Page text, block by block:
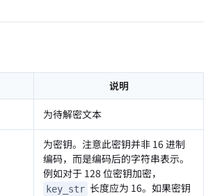
说明
为待解密文本
为密钥。注意此密钥并非 16 进制
编码，而是编码后的字符串表示。
例如对于 128 位密钥加密，
key_str 长度应为 16。如果密钥